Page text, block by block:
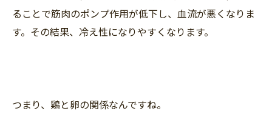
ることで筋肉のポンプ作用が低下し、血流が悪くなりま
す。その結果、冷え性になりやすくなります。
つまり、鶏と卵の関係なんですね。